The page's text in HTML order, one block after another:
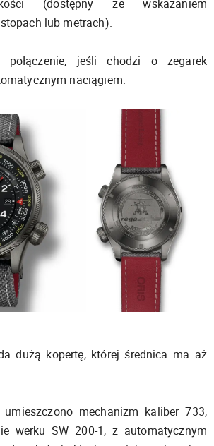
(dostępny ze wskazaniem
lub metrach).
jeśli chodzi o zegarek
naciągiem.
dużą kopertę, której średnica ma aż
umieszczono mechanizm kaliber 733,
werku SW 200-1, z automatycznym